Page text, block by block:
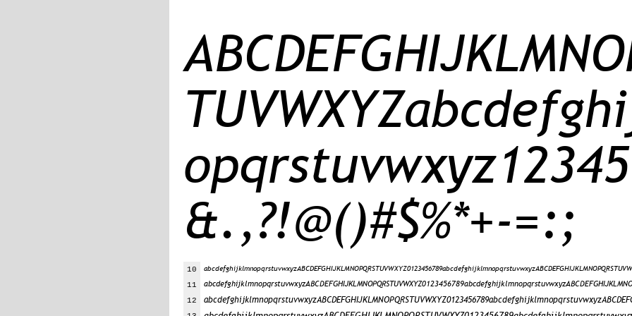
&​.​,​?​!​@​(​)​#​$​%​*​+​-​=​:​;
10
11
12